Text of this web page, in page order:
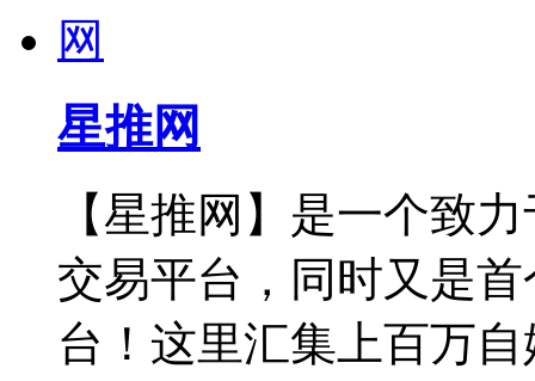
星推网
【星推网】是一个致
交易平台，同时又是
台！这里汇集上百万